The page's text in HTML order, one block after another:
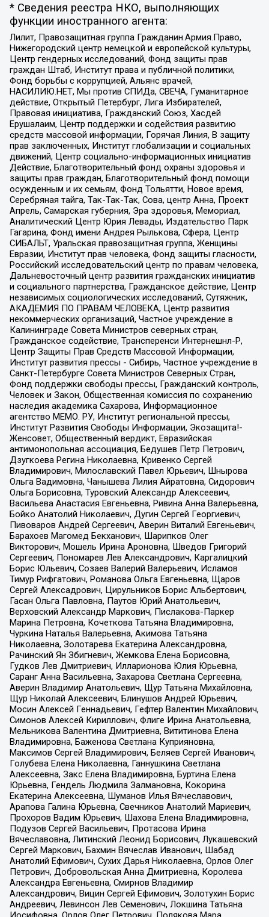
* Сведения реестра НКО, выполняющих
функции иностранного агента:
Лилит, Правозащитная группа Гражданин.Армия.Право,
Нижегородский центр немецкой и европейской культуры,
Центр гендерных исследований, Фонд защиты прав
граждан Штаб, Институт права и публичной политики,
Фонд борьбы с коррупцией, Альянс врачей,
НАСИЛИЮ.НЕТ, Мы против СПИДа, СВЕЧА, Гуманитарное
действие, Открытый Петербург, Лига Избирателей,
Правовая инициатива, Гражданский Союз, Хасдей
Ерушалаим, Центр поддержки и содействия развитию
средств массовой информации, Горячая Линия, В защиту
прав заключенных, Институт глобализации и социальных
движений, Центр социально-информационных инициатив
Действие, Благотворительный фонд охраны здоровья и
защиты прав граждан, Благотворительный фонд помощи
осужденным и их семьям, Фонд Тольятти, Новое время,
Серебряная тайга, Так-Так-Так, Сова, центр Анна, Проект
Апрель, Самарская губерния, Эра здоровья, Мемориал,
Аналитический Центр Юрия Левады, Издательство Парк
Гагарина, Фонд имени Андрея Рылькова, Сфера, Центр
СИБАЛЬТ, Уральская правозащитная группа, Женщины
Евразии, Институт прав человека, Фонд защиты гласности,
Российский исследовательский центр по правам человека,
Дальневосточный центр развития гражданских инициатив
и социального партнерства, Гражданское действие, Центр
независимых социологических исследований, Сутяжник,
АКАДЕМИЯ ПО ПРАВАМ ЧЕЛОВЕКА, Центр развития
некоммерческих организаций, Частное учреждение в
Калининграде Совета Министров северных стран,
Гражданское содействие, Трансперенси Интернешнл-Р,
Центр Защиты Прав Средств Массовой Информации,
Институт развития прессы - Сибирь, Частное учреждение в
Санкт-Петербурге Совета Министров Северных Стран,
Фонд поддержки свободы прессы, Гражданский контроль,
Человек и Закон, Общественная комиссия по сохранению
наследия академика Сахарова, Информационное
агентство МЕМО. РУ, Институт региональной прессы,
Институт Развития Свободы Информации, Экозащита!-
Женсовет, Общественный вердикт, Евразийская
антимонопольная ассоциация, Бедушев Петр Петрович,
Дзугкоева Регина Николаевна, Кривенко Сергей
Владимирович, Милославский Павел Юрьевич, Шнырова
Ольга Вадимовна, Чанышева Лилия Айратовна, Сидорович
Ольга Борисовна, Туровский Александр Алексеевич,
Васильева Анастасия Евгеньевна, Ривина Анна Валерьевна,
Бойко Анатолий Николаевич, Дугин Сергей Георгиевич,
Пивоваров Андрей Сергеевич, Аверин Виталий Евгеньевич,
Барахоев Магомед Бекханович, Шарипков Олег
Викторович, Мошель Ирина Ароновна, Шведов Григорий
Сергеевич, Пономарев Лев Александрович, Каргалицкий
Борис Юльевич, Созаев Валерий Валерьевич, Исламов
Тимур Рифгатович, Романова Ольга Евгеньевна, Щаров
Сергей Алексадрович, Цирульников Борис Альбертович,
Гасан Ольга Павловна, Паутов Юрий Анатольевич,
Верховский Александр Маркович, Пислакова-Паркер
Марина Петровна, Кочеткова Татьяна Владимировна,
Чуркина Наталья Валерьевна, Акимова Татьяна
Николаевна, Золотарева Екатерина Александровна,
Рачинский Ян Збигневич, Жемкова Елена Борисовна,
Гудков Лев Дмитриевич, Илларионова Юлия Юрьевна,
Саранг Анна Васильевна, Захарова Светлана Сергеевна,
Аверин Владимир Анатольевич, Щур Татьяна Михайловна,
Щур Николай Алексеевич, Блинушов Андрей Юрьевич,
Мосин Алексей Геннадьевич, Гефтер Валентин Михайлович,
Симонов Алексей Кириллович, Флиге Ирина Анатольевна,
Мельникова Валентина Дмитриевна, Вититинова Елена
Владимировна, Баженова Светлана Куприяновна,
Максимов Сергей Владимирович, Беляев Сергей Иванович,
Голубева Елена Николаевна, Ганнушкина Светлана
Алексеевна, Закс Елена Владимировна, Буртина Елена
Юрьевна, Гендель Людмила Залмановна, Кокорина
Екатерина Алексеевна, Шуманов Илья Вячеславович,
Арапова Галина Юрьевна, Свечников Анатолий Мариевич,
Прохоров Вадим Юрьевич, Шахова Елена Владимировна,
Подузов Сергей Васильевич, Протасова Ирина
Вячеславовна, Литинский Леонид Борисович, Лукашевский
Сергей Маркович, Бахмин Вячеслав Иванович, Шабад
Анатолий Ефимович, Сухих Дарья Николаевна, Орлов Олег
Петрович, Добровольская Анна Дмитриевна, Королева
Александра Евгеньевна, Смирнов Владимир
Александрович, Вицин Сергей Ефимович, Золотухин Борис
Андреевич, Левинсон Лев Семенович, Локшина Татьяна